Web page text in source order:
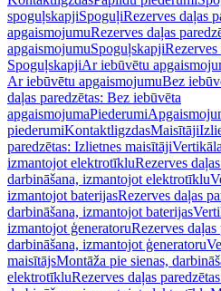
spoguļskapjiSpoguļiRezerves daļas
apgaismojumuRezerves daļas
apgaismojumuSpoguļskapjiRezerves
SpoguļskapjiAr iebūvētu
Ar iebūvētu apgaismojumuBez
daļas paredzētas: Bez iebūvēta
apgaismojumaPiederumi
piederumiKontaktligzdasMaisītāji
paredzētas: Izlietnes maisītāji
izmantojot elektrotīkluRezerves
darbināšana, izmantojot elektrotīklu
izmantojot baterijasRezerves daļas
darbināšana, izmantojot baterijas
izmantojot ģeneratoruRezerves
darbināšana, izmantojot ģeneratoru
maisītājsMontāža pie sienas,
elektrotīkluRezerves daļas